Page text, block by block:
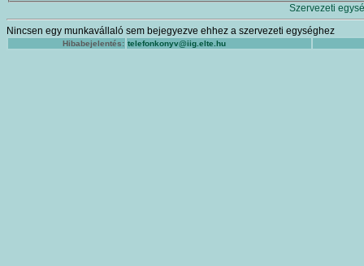
Szervezeti
Nincsen egy munkavállaló sem bejegyezve ehhez a szervezeti egységhez
Hibabejelentés: telefonkonyv@iig.elte.hu